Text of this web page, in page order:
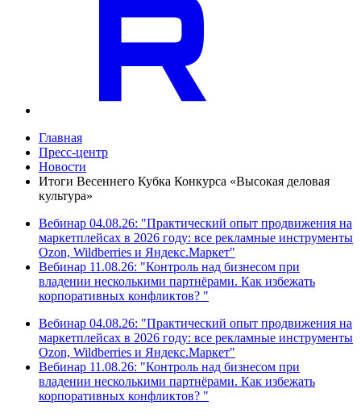
Главная
Пресс-центр
Новости
Итоги Весеннего Кубка Конкурса «Высокая деловая
культура»
Вебинар 04.08.26: "Практический опыт продвижения на
маркетплейсах в 2026 году: все рекламные инструменты
Ozon, Wildberries и Яндекс.Маркет"
Вебинар 11.08.26: "Контроль над бизнесом при
владении несколькими партнёрами. Как избежать
корпоративных конфликтов? "
Вебинар 04.08.26: "Практический опыт продвижения на
маркетплейсах в 2026 году: все рекламные инструменты
Ozon, Wildberries и Яндекс.Маркет"
Вебинар 11.08.26: "Контроль над бизнесом при
владении несколькими партнёрами. Как избежать
корпоративных конфликтов? "